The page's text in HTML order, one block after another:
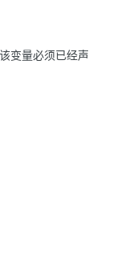
变量必须已经声